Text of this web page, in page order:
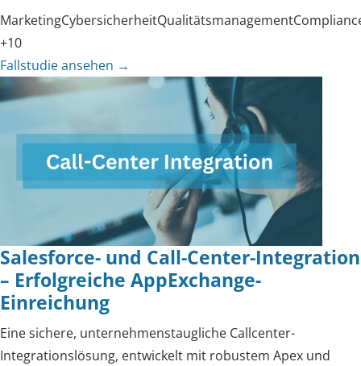
MarketingCybersicherheitQualitätsmanagement
+10
Fallstudie ansehen →
Salesforce- und Call-Center-Integration
– Erfolgreiche AppExchange-
Einreichung
Eine sichere, unternehmenstaugliche Callcenter-
Integrationslösung, entwickelt mit robustem Apex und